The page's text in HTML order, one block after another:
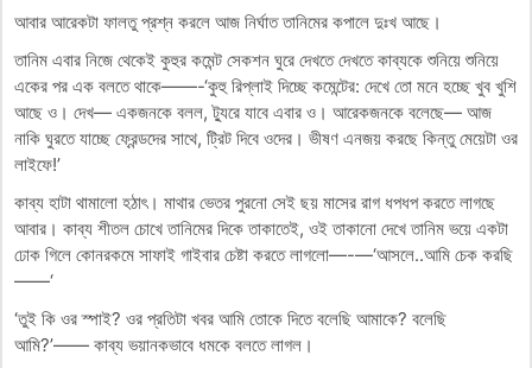
আবার আরেকটা ফালতু প্রশ্ন করলে আজ নির্ঘাত তানিমের কপালে দুঃখ আছে।
তানিম এবার নিজে থেকেই কুহুর কমেন্ট সেকশন ঘুরে দেখতে দেখতে কাব্যকে শুনিয়ে শুনিয়ে
একের পর এক বলতে থাকে——-‘কুহু রিপ্লাই দিচ্ছে কমেন্টের: দেখে তো মনে হচ্ছে খুব খুশি
আছে ও। দেখ— একজনকে বলল, ট্যুরে যাবে এবার ও। আরেকজনকে বলেছে— আজ
নাকি ঘুরতে যাচ্ছে ফ্রেন্ডদের সাথে, ট্রিট দিবে ওদের। ভীষণ এনজয় করছে কিন্তু মেয়েটা ওর
লাইফে!’
কাব্য হাটা থামালো হঠাৎ। মাথার ভেতর পুরনো সেই ছয় মাসের রাগ ধপধপ করতে লাগছে
আবার। কাব্য শীতল চোখে তানিমের দিকে তাকাতেই, ওই তাকানো দেখে তানিম ভয়ে একটা
ঢোক গিলে কোনরকমে সাফাই গাইবার চেষ্টা করতে লাগলো—-—‘আসলে..আমি চেক করছি
——‘
‘তুই কি ওর স্পাই? ওর প্রতিটা খবর আমি তোকে দিতে বলেছি আমাকে? বলেছি
আমি?’—— কাব্য ভয়ানকভাবে ধমকে বলতে লাগল।